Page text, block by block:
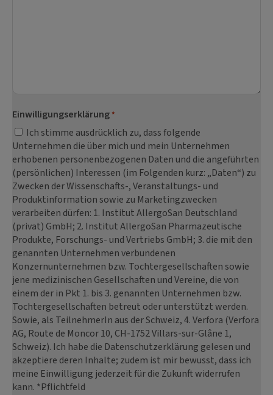
Einwilligungserklärung *
Ich stimme ausdrücklich zu, dass folgende
Unternehmen die über mich und mein Unternehmen
erhobenen personenbezogenen Daten und die angeführten
(persönlichen) Interessen (im Folgenden kurz: „Daten“) zu
Zwecken der Wissenschafts-, Veranstaltungs- und
Produktinformation sowie zu Marketingzwecken
verarbeiten dürfen: 1. Institut AllergoSan Deutschland
(privat) GmbH; 2. Institut AllergoSan Pharmazeutische
Produkte, Forschungs- und Vertriebs GmbH; 3. die mit den
genannten Unternehmen verbundenen
Konzernunternehmen bzw. Tochtergesellschaften sowie
jene medizinischen Gesellschaften und Vereine, die von
einem der in Pkt 1. bis 3. genannten Unternehmen bzw.
Tochtergesellschaften betreut oder unterstützt werden.
Sowie, als TeilnehmerIn aus der Schweiz, 4. Verfora (Verfora
AG, Route de Moncor 10, CH-1752 Villars-sur-Glâne 1,
Schweiz). Ich habe die Datenschutzerklärung gelesen und
akzeptiere deren Inhalte; zudem ist mir bewusst, dass ich
meine Einwilligung jederzeit für die Zukunft widerrufen
kann. *Pflichtfeld